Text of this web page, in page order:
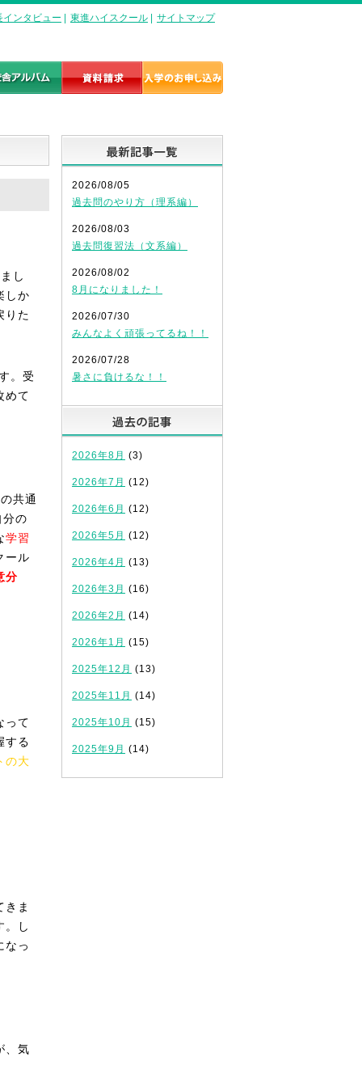
インタビュー 東進ハイスクール サイトマップ
し
しか
りた
。受
めて
共通
分の
学習
ール
分
って
する
の大
きま
。し
なっ
、気
2026/08/05
過去問のやり方（理系編）
2026/08/03
過去問復習法（文系編）
2026/08/02
8月になりました！
2026/07/30
みんなよく頑張ってるね！！
2026/07/28
暑さに負けるな！！
2026年8月 (3)
2026年7月 (12)
2026年6月 (12)
2026年5月 (12)
2026年4月 (13)
2026年3月 (16)
2026年2月 (14)
2026年1月 (15)
2025年12月 (13)
2025年11月 (14)
2025年10月 (15)
2025年9月 (14)